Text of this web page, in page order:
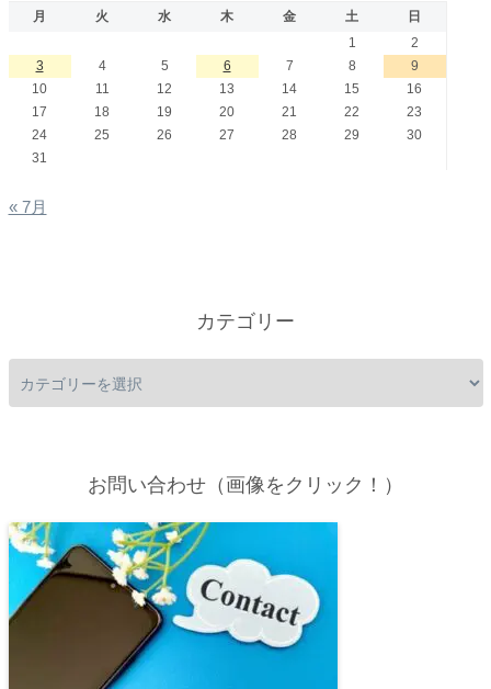
月 火 水 木 金 土
日
1
2
3
4 5 6 7 8
9
10
11 12 13 14 15
16
17
18 19 20 21 22
23
24
25 26 27 28 29
30
31
« 7月
カテゴリー
お問い合わせ（画像をクリック！）